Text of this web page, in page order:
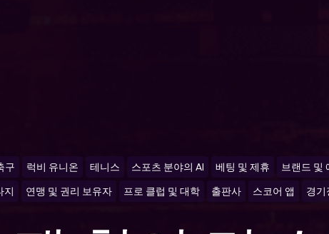
구 럭비 유니온 테니스 스포츠 분야의 AI 베팅 및 제휴 브랜드 및
지 연맹 및 권리 보유자 프로 클럽 및 대학 출판사 스코어 앱 경기